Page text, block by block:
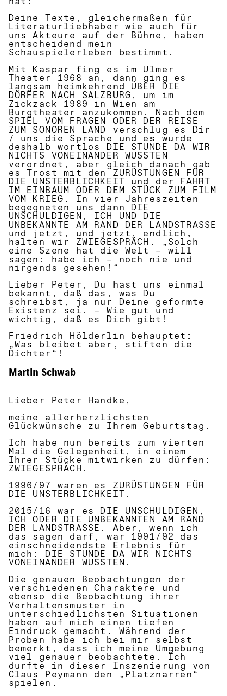
hat:
Deine Texte, gleichermaßen für
Literaturliebhaber wie auch für
uns Akteure auf der Bühne, haben
entscheidend mein
Schauspielerleben bestimmt.
Mit Kaspar fing es im Ulmer
Theater 1968 an, dann ging es
langsam heimkehrend ÜBER DIE
DÖRFER NACH SALZBURG, um im
Zickzack 1989 in Wien am
Burgtheater anzukommen. Nach dem
SPIEL VOM FRAGEN ODER DER REISE
ZUM SONOREN LAND verschlug es Dir
/ uns die Sprache und es wurde
deshalb wortlos DIE STUNDE DA WIR
NICHTS VONEINANDER WUSSTEN
verordnet, aber gleich danach gab
es Trost mit den ZURÜSTUNGEN FÜR
DIE UNSTERBLICHKEIT und der FAHRT
IM EINBAUM ODER DEM STÜCK ZUM FILM
VOM KRIEG. In vier Jahreszeiten
begegneten uns dann DIE
UNSCHULDIGEN, ICH UND DIE
UNBEKANNTE AM RAND DER LANDSTRASSE
und jetzt, und jetzt, endlich,
halten wir ZWIEGESPRÄCH. „Solch
eine Szene hat die Welt – will
sagen: habe ich – noch nie und
nirgends gesehen!“
Lieber Peter, Du hast uns einmal
bekannt, daß das, was Du
schreibst, ja nur Deine geformte
Existenz sei. – Wie gut und
wichtig, daß es Dich gibt!
Friedrich Hölderlin behauptet:
„Was bleibet aber, stiften die
Dichter“!
Martin Schwab
Lieber Peter Handke,
meine allerherzlichsten
Glückwünsche zu Ihrem Geburtstag.
Ich habe nun bereits zum vierten
Mal die Gelegenheit, in einem
Ihrer Stücke mitwirken zu dürfen:
ZWIEGESPRÄCH .
1996/97 waren es ZURÜSTUNGEN FÜR
DIE UNSTERBLICHKEIT
.
2015/16 war es DIE UNSCHULDIGEN,
ICH ODER DIE UNBEKANNTEN AM RAND
DER LANDSTRASSE .
Aber, wenn ich
das sagen darf, war 1991/92 das
einschneidendste Erlebnis für
mich: DIE STUNDE DA WIR NICHTS
VONEINANDER WUSSTEN .
Die genauen Beobachtungen der
verschiedenen Charaktere und
ebenso die Beobachtung ihrer
Verhaltensmuster in
unterschiedlichsten Situationen
haben auf mich einen tiefen
Eindruck gemacht. Während der
Proben habe ich bei mir selbst
bemerkt, dass ich meine Umgebung
viel genauer beobachtete. Ich
durfte in dieser Inszenierung von
Claus Peymann den „Platznarren“
spielen.